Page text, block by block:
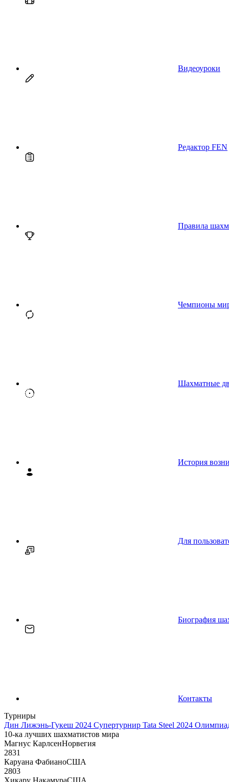
Видеоуроки
Редактор FEN
Правила
Чемпионы
Шахматные
История
Для
Биография
Контакты
Турниры
Дин Лижэнь-Гукеш 2024 Супертурнир Tata Steel 2024
10-ка лучших шахматистов мира
Магнус КарлсенНорвегия
2831
Каруана ФабианоСША
2803
Хикару НакамураСША